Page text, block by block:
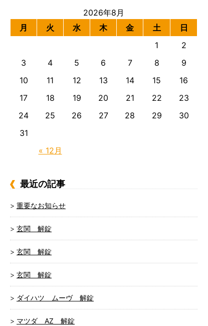
2026年8月
月
火 水 木 金 土 日
« 12月
1
2
3
4 5 6 7 8
9
10
11 12 13 14 15
16
17
18 19 20 21 22
23
24
25 26 27 28 29
30
31
最近の記事
重要なお知らせ
玄関 解錠
玄関 解錠
玄関 解錠
ダイハツ ムーヴ 解錠
マツダ AZ 解錠